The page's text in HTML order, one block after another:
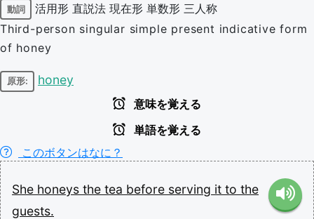
動詞 活用形 直説法 現在形 単数形 三人称
Third-person singular simple present indicative form
of honey
原形: honey
意味を覚える
単語を覚える
このボタンはなに？
She honeys the tea before serving it to the
guests.